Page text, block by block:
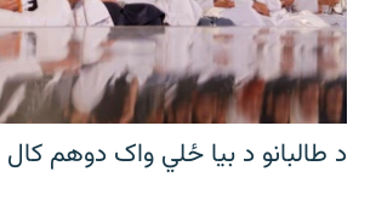
د طالبانو د بیا ځلي واک دوهم کال